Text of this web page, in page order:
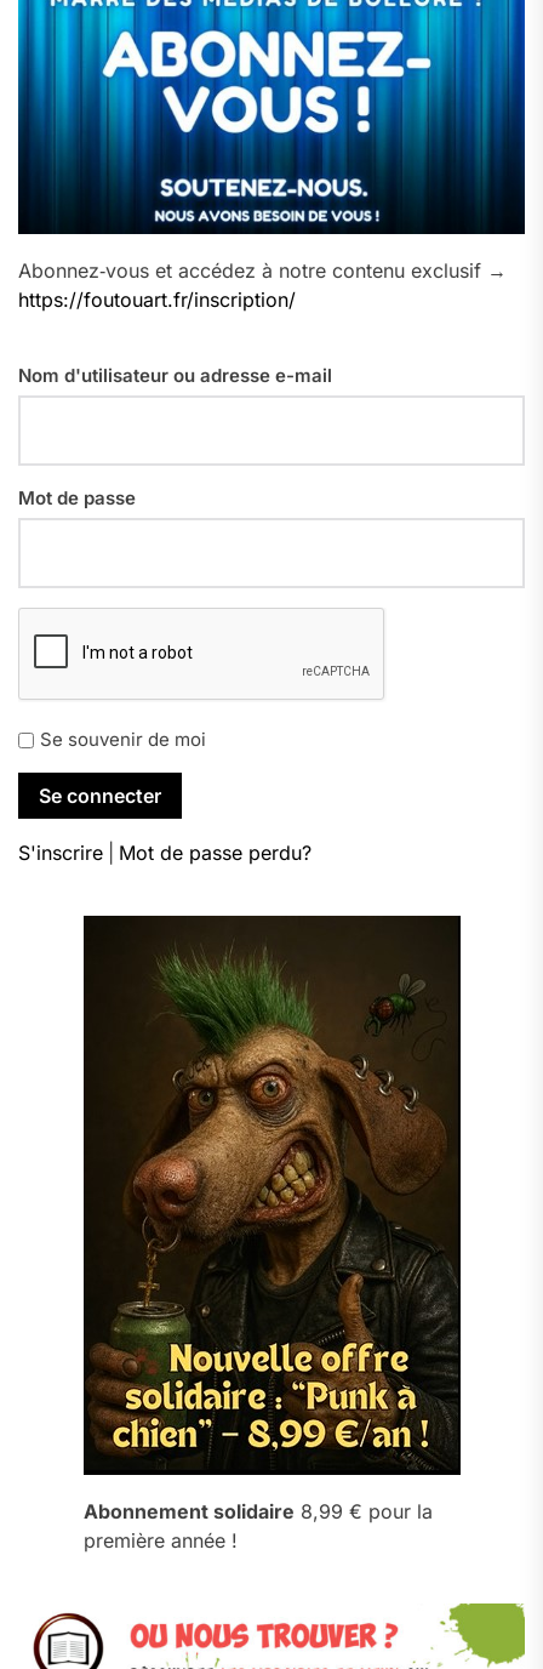
Abonnez‑vous et accédez à notre contenu exclusif →
https://foutouart.fr/inscription/
Nom d'utilisateur ou adresse e-mail
Mot de passe
Se souvenir de moi
S'inscrire Mot de passe perdu?
Abonnement solidaire 8,99 € pour la
première année !